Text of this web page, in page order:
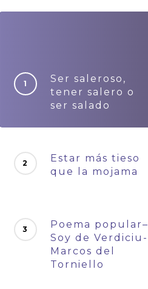
Ser saleroso,
tener salero o
ser salado
Estar más tieso
que la mojama
Poema popular–
Soy de Verdiciu-
Marcos del
Torniello